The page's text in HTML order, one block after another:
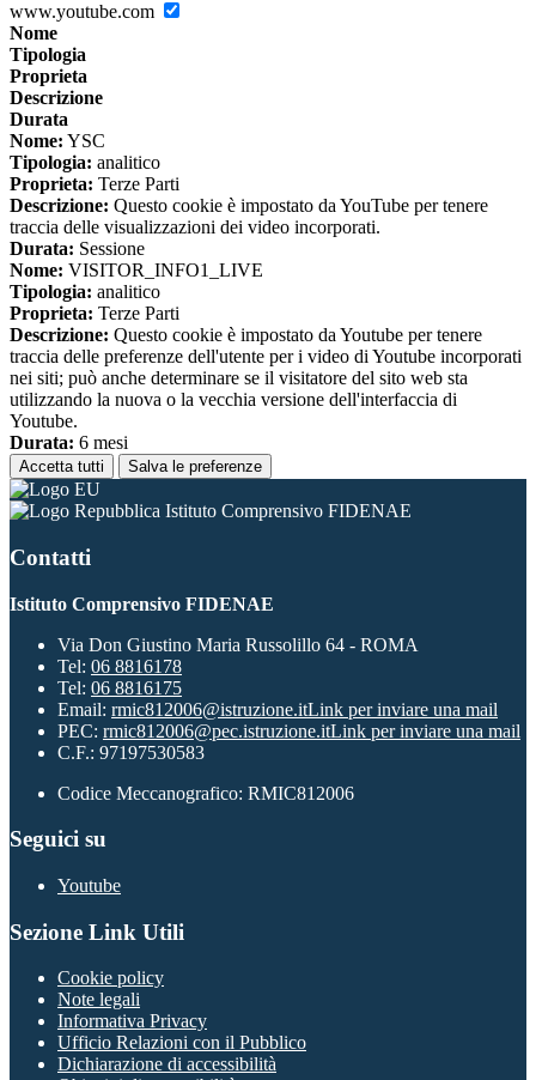
www.youtube.com
Nome
Tipologia
Proprieta
Descrizione
Durata
Nome: YSC
Tipologia: analitico
Proprieta: Terze Parti
Descrizione: Questo cookie è impostato da YouTube per tenere
traccia delle visualizzazioni dei video incorporati.
Durata: Sessione
Nome: VISITOR_INFO1_LIVE
Tipologia: analitico
Proprieta: Terze Parti
Descrizione: Questo cookie è impostato da Youtube per tenere
traccia delle preferenze dell'utente per i video di Youtube incorporati
nei siti; può anche determinare se il visitatore del sito web sta
utilizzando la nuova o la vecchia versione dell'interfaccia di
Youtube.
Durata: 6 mesi
Accetta tutti Salva le preferenze
Istituto Comprensivo FIDENAE
Contatti
Istituto Comprensivo FIDENAE
Via Don Giustino Maria Russolillo 64 - ROMA
Tel: 06 8816178
Tel: 06 8816175
Email: rmic812006@istruzione.itLink per inviare una mail
PEC: rmic812006@pec.istruzione.itLink per inviare una mail
C.F.: 97197530583
Codice Meccanografico: RMIC812006
Seguici su
Youtube
Sezione Link Utili
Cookie policy
Note legali
Informativa Privacy
Ufficio Relazioni con il Pubblico
Dichiarazione di accessibilità